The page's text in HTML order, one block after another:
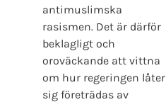
antimuslimska
rasismen. Det är därför
beklagligt och
oroväckande att vittna
om hur regeringen låter
sig företrädas av